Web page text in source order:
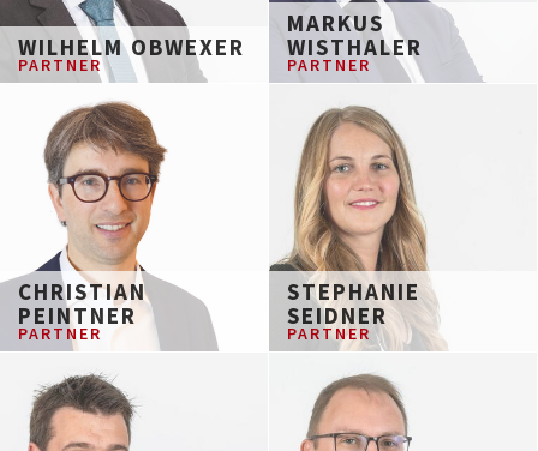
WILHELM OBWEXER
PARTNER
MARKUS
WISTHALER
PARTNER
CHRISTIAN
PEINTNER
PARTNER
STEPHANIE
SEIDNER
PARTNER